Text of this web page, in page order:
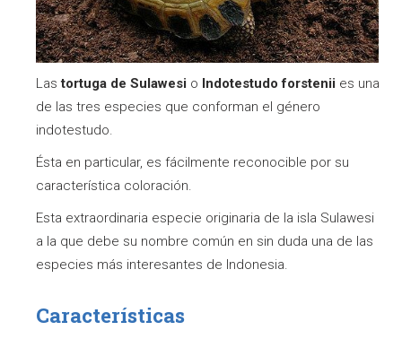
Lastortuga de Sulawesi o Indotestudo forstenii es una
de las tres especies que conforman el género
indotestudo.
Ésta en particular, es fácilmente reconocible por su
característica coloración.
Esta extraordinaria especie originaria de la isla Sulawesi
a la que debe su nombre común en sin duda una de las
especies más interesantes de Indonesia.
Características